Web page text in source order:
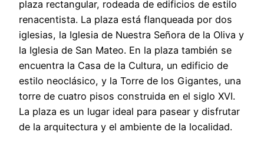
plaza rectangular, rodeada de edificios de estilo
renacentista. La plaza está flanqueada por dos
iglesias, la Iglesia de Nuestra Señora de la Oliva y
la Iglesia de San Mateo. En la plaza también se
encuentra la Casa de la Cultura, un edificio de
estilo neoclásico, y la Torre de los Gigantes, una
torre de cuatro pisos construida en el siglo XVI.
La plaza es un lugar ideal para pasear y disfrutar
de la arquitectura y el ambiente de la localidad.